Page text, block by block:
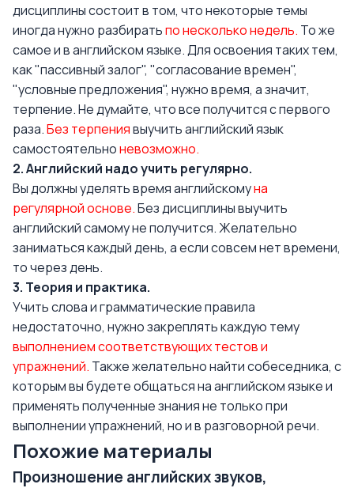
дисциплины состоит в том, что некоторые темы
иногда нужно разбиратьпо несколько недель. То же
самое и в английском языке. Для освоения таких тем,
как "пассивный залог", "согласование времен",
"условные предложения", нужно время, а значит,
терпение. Не думайте, что все получится с первого
раза.Без терпениявыучить английский язык
самостоятельноневозможно.
2. Английский надо учить регулярно.
Вы должны уделять время английскомуна
регулярной основе.Без дисциплины выучить
английский самому не получится. Желательно
заниматься каждый день, а если совсем нет времени,
то через день.
3. Теория и практика.
Учить словаиграмматические правила
недостаточно, нужно закреплять каждую тему
выполнением соответствующих тестов и
упражнений. Также желательно найти собеседника, с
которым вы будете общаться на английском языке и
применять полученные знания не только при
выполнении упражнений, но и в разговорной речи.
Похожие материалы
Произношение английских звуков,